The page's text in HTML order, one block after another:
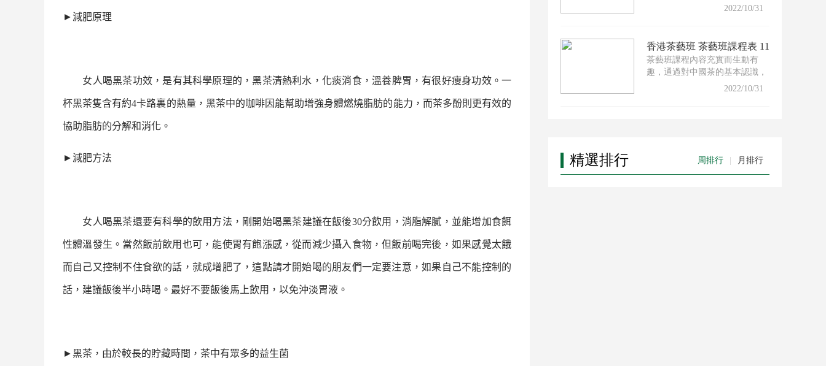
►減肥原理
女人喝黑茶功效，是有其科學原理的，黑茶清熱利水，化痰消食，溫養脾胃，有很好瘦身功效。一
杯黑茶隻含有約4卡路裏的熱量， 黑茶中的咖啡因能幫助增強身體燃燒脂肪的能力，而茶多酚則更有效的
協助脂肪的分解和消化。
►減肥方法
女人喝黑茶還要有科學的飲用方法，剛開始喝黑茶建議在飯後30分飲用，消脂解膩，並能增加食餌
性體溫發生。當然飯前飲用也可，能使胃有飽漲感，從而減少攝入食物，但飯前喝完後，如果感覺太餓
而自己又控制不住食欲的話，就成增肥了，這點請才開始喝的朋友們一定要注意，如果自己不能控制的
話，建議飯後半小時喝。最好不要飯後馬上飲用，以免沖淡胃液。
►黑茶 ，由於較長的貯藏時間，茶中有眾多的益生菌
配以適合的茶具及沖泡技巧，
2022/10/31
香港茶藝班 茶藝班課程表 11
月份
茶藝班課程內容充實而生動有
趣，通過對中國茶的基本認識，
配以適合的茶具及沖泡技巧，
2022/10/31
精選排行 周排行 月排行